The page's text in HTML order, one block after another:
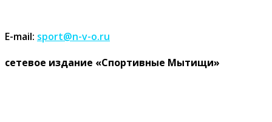
E-mail: sport@n-v-o.ru
cетевое издание «Спортивные Мытищи»